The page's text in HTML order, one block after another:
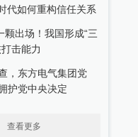
代如何重构信任关系
颗出场！我国形成“三
击能力
，东方电气集团党
护党中央决定
查看更多